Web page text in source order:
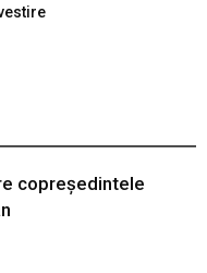
copreședintele